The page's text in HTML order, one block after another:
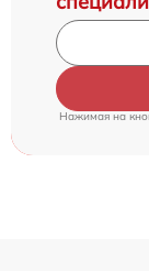
Нажимая на